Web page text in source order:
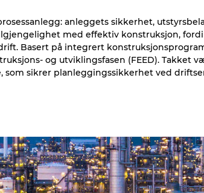
anleggets sikkerhet,
med effektiv konstruksjon,
Basert på integrert
og utviklingsfasen (FEED). Takket
som sikrer planleggingssikkerhet ved